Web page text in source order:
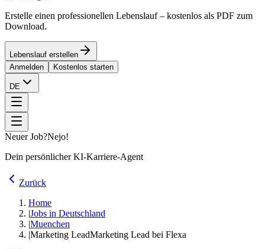
Erstelle einen professionellen Lebenslauf – kostenlos als PDF zum
Download.
Lebenslauf erstellen
Anmelden
Kostenlos starten
DE
Neuer Job?Nejo!
Dein persönlicher KI-Karriere-Agent
Zurück
Home
|Jobs in Deutschland
|Muenchen
|Marketing LeadMarketing Lead bei Flexa